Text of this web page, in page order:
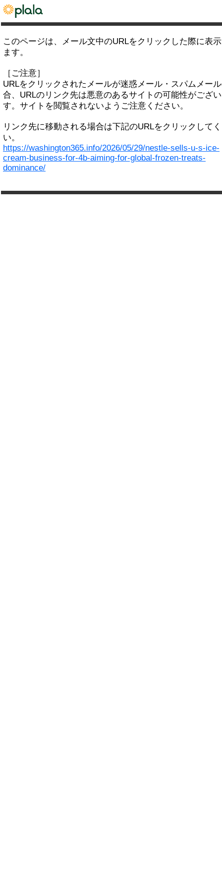
このページは、メール文中のURLをクリックした際に表
ます。
［ご注意］
URLをクリックされたメールが迷惑メール・スパムメー
合、URLのリンク先は悪意のあるサイトの可能性がござ
す。サイトを閲覧されないようご注意ください。
リンク先に移動される場合は下記のURLをクリックして
い。
https://washington365.info/2026/05/29/nestle-sells-u-s-ice-
cream-business-for-4b-aiming-for-global-frozen-treats-
dominance/